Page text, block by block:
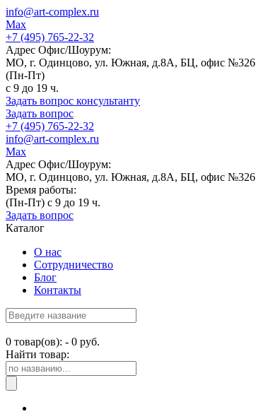
info@art-complex.ru
Max
+7 (495) 765-22-32
Адрес Офис/Шоурум:
МО, г. Одинцово, ул. Южная, д.8А, БЦ, офис №326
(Пн-Пт)
с 9 до 19 ч.
Задать вопрос консультанту
Задать вопрос
+7 (495) 765-22-32
info@art-complex.ru
Max
Адрес Офис/Шоурум:
МО, г. Одинцово, ул. Южная, д.8А, БЦ, офис №326
Время работы:
(Пн-Пт) с 9 до 19 ч.
Задать вопрос
Каталог
О нас
Сотрудничество
Блог
Контакты
0 товар(ов): - 0 руб.
Найти товар: